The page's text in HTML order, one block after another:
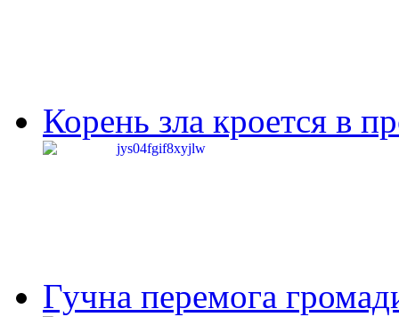
Корень зла кроется в
Гучна перемога